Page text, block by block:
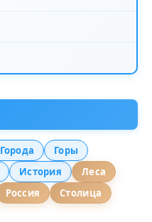
Города
Горы
История
Леса
Россия
Столица